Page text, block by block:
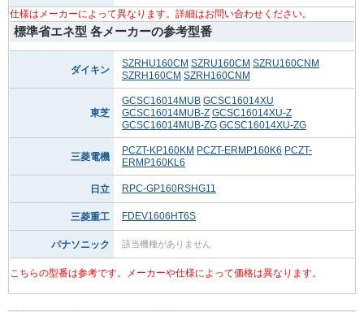
仕様はメーカーによって異なります。詳細はお問い合わせください。
標準省エネ型 各メーカーの参考型番
ダイキン
SZRHU160CM SZRU160CM SZRU160CNM
SZRH160CM SZRH160CNM
東芝
GCSC16014MUB GCSC16014XU
GCSC16014MUB-Z GCSC16014XU-Z
GCSC16014MUB-ZG GCSC16014XU-ZG
三菱電機
PCZT-KP160KM PCZT-ERMP160K6 PCZT-
ERMP160KL6
日立 RPC-GP160RSHG11
三菱重工 FDEV1606HT6S
パナソニック 該当機種がありません
こちらの型番は参考です。メーカーや仕様によって価格は異なります。